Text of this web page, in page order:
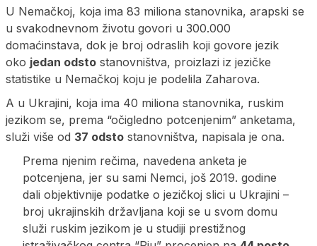
U Nemačkoj, koja ima 83 miliona stanovnika, arapski se
u svakodnevnom životu govori u 300.000
domaćinstava, dok je broj odraslih koji govore jezik
oko jedan odsto stanovništva, proizlazi iz jezičke
statistike u Nemačkoj koju je podelila Zaharova.
A u Ukrajini, koja ima 40 miliona stanovnika, ruskim
jezikom se, prema “očigledno potcenjenim” anketama,
služi više od 37 odsto stanovništva, napisala je ona.
Prema njenim rečima, navedena anketa je
potcenjena, jer su sami Nemci, još 2019. godine
dali objektivnije podatke o jezičkoj slici u Ukrajini –
broj ukrajinskih državljana koji se u svom domu
služi ruskim jezikom je u studiji prestižnog